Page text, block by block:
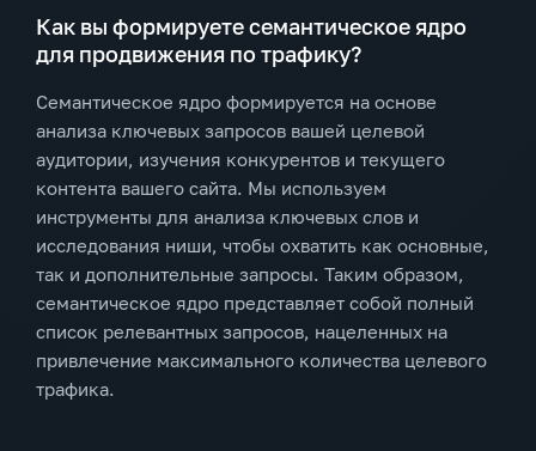
Как вы формируете семантическое ядро
для продвижения по трафику?
Семантическое ядро формируется на основе
анализа ключевых запросов вашей целевой
аудитории, изучения конкурентов и текущего
контента вашего сайта. Мы используем
инструменты для анализа ключевых слов и
исследования ниши, чтобы охватить как основные,
так и дополнительные запросы. Таким образом,
семантическое ядро представляет собой полный
список релевантных запросов, нацеленных на
привлечение максимального количества целевого
трафика.